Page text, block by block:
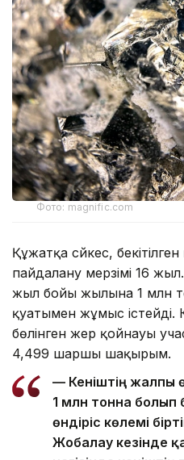
Фото: magnific.com
Құжатқа сәйкес,
пайдалану мерзімі 16
жыл бойы жылына 1 млн
қуатымен жұмыс істейді.
бөлінген жер қойнауы
4,499 шаршы шақырым.
— Кеніштің жалпы
1 млн тонна болып
өндіріс көлемі
Жобалау кезінде